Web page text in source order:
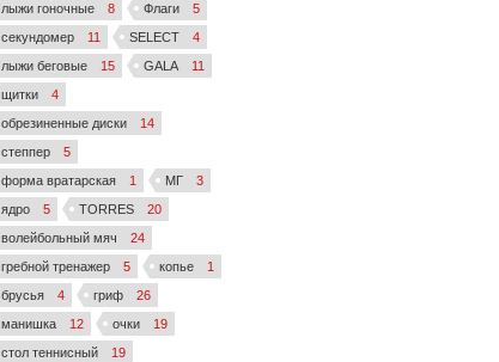
лыжи гоночные
8 Флаги
5
секундомер
11 SELECT
4
лыжи беговые
15 GALA
11
щитки
4
обрезиненные диски
14
степпер
5
форма вратарская
1 МГ
3
ядро
5 TORRES
20
волейбольный мяч
24
гребной тренажер
5 копье
1
брусья
4 гриф
26
манишка
12 очки
19
стол теннисный
19